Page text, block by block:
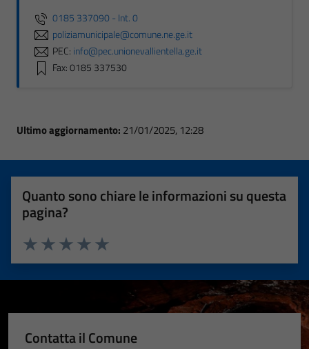
0185 337090 - Int. 0
poliziamunicipale@comune.ne.ge.it
PEC: info@pec.unionevallientella.ge.it
Fax: 0185 337530
Ultimo aggiornamento: 21/01/2025, 12:28
Quanto sono chiare le informazioni su questa
pagina?
Valuta 5 stelle su 5
Valuta 4 stelle su 5
Valuta 3 stelle su 5
Valuta 2 stelle su 5
Valuta 1 stelle su 5
Contatta il Comune